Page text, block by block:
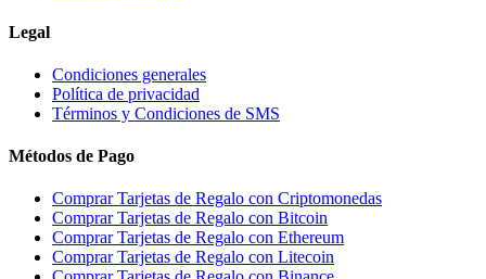
Legal
Condiciones generales
Política de privacidad
Términos y Condiciones de SMS
Métodos de Pago
Comprar Tarjetas de Regalo con Criptomonedas
Comprar Tarjetas de Regalo con Bitcoin
Comprar Tarjetas de Regalo con Ethereum
Comprar Tarjetas de Regalo con Litecoin